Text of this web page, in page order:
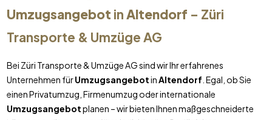
Umzugsangebot inAltendorf – Züri
Transporte & Umzüge AG
Bei Züri Transporte & Umzüge AG sind wir Ihr erfahrenes
Unternehmen fürUmzugsangebotinAltendorf . Egal, ob Sie
einen Privatumzug, Firmenumzug oder internationale
Umzugsangebotplanen – wir bieten Ihnen maßgeschneiderte